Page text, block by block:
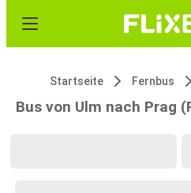
Startseite Fernbus
Bus von Ulm nach Prag